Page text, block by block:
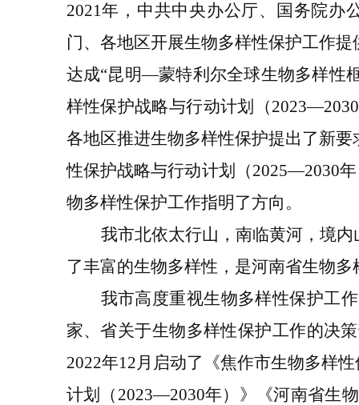
2021年，中共中央办公厅、国务院办
门、各地区开展生物多样性保护工作提
达成“昆明—蒙特利尔全球生物多样性
样性保护战略与行动计划（2023—2030
各地区推进生物多样性保护提出了新要
性保护战略与行动计划（2025—2030
物多样性保护工作指明了方向。
我市北依太行山，南临黄河，境
了丰富的生物多样性，是河南省生物
我市高度重视生物多样性保护工
家、省关于生物多样性保护工作的决
2022年12月启动了《焦作市生物多样
计划（ 2023—2030年）》《河南省生